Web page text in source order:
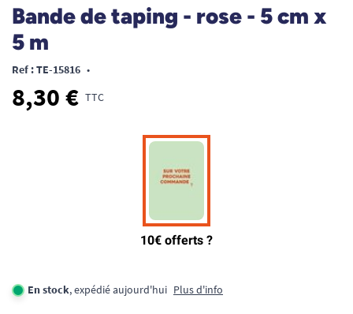
Bande de taping - rose - 5 cm x
5 m
Ref : TE-15816 •
8,30 € TTC
En stock, expédié aujourd'hui Plus d'info